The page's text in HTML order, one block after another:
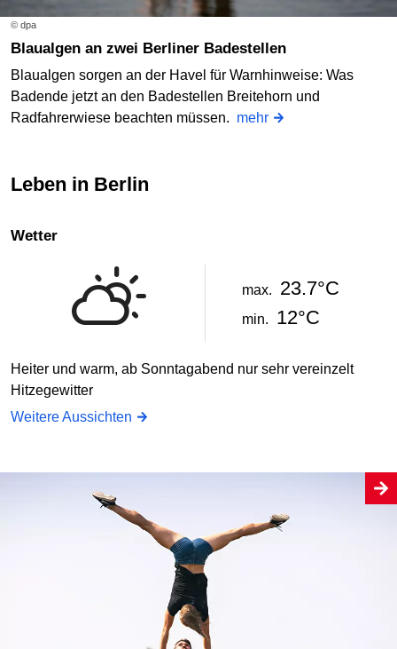
© dpa
Blaualgen an zwei Berliner Badestellen
Blaualgen sorgen an der Havel für Warnhinweise: Was
Badende jetzt an den Badestellen Breitehorn und
Radfahrerwiese beachten müssen. mehr
Leben in Berlin
Wetter
max. 23.7°C
min. 12°C
Heiter und warm, ab Sonntagabend nur sehr vereinzelt
Hitzegewitter
Weitere Aussichten